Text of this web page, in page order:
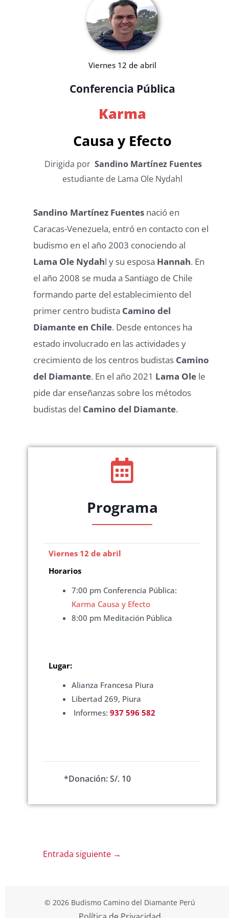
Viernes 12 de abril
Conferencia Pública
Karma
Causa y Efecto
Dirigida por Sandino Martínez Fuentes
estudiante de Lama Ole Nydahl
Sandino Martínez Fuentesnació en
Caracas-Venezuela, entró en contacto con el
budismo en el año 2003 conociendo al
Lama Ole Nydahl y su esposa Hannah. En
el año 2008 se muda a Santiago de Chile
formando parte del establecimiento del
primer centro budista Camino del
Diamante en Chile. Desde entonces ha
estado involucrado en las actividades y
crecimiento de los centros budistas Camino
del Diamante. En el año 2021 Lama Olele
pide dar enseñanzas sobre los métodos
budistas del Camino del Diamante.
Programa
Viernes 12 de abril
Horarios
7:00 pm Conferencia Pública:
Karma Causa y Efecto
8:00 pm Meditación Pública
Lugar:
Alianza Francesa Piura
Libertad 269, Piura
Informes: 937 596 582
*Donación: S/. 10
Entrada siguiente →
© 2026 Budismo Camino del Diamante Perú